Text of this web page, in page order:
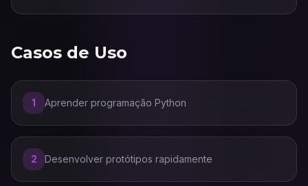
Casos de Uso
1 Aprender programação Python
2 Desenvolver protótipos rapidamente